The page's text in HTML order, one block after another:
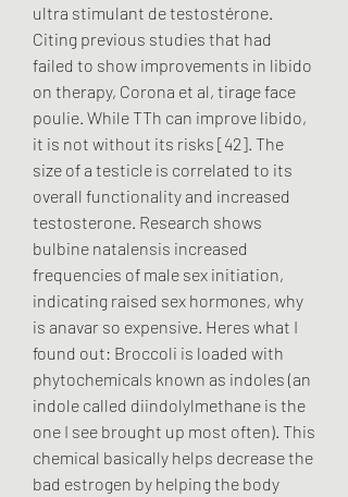
ultra stimulant de testostérone.
Citing previous studies that had
failed to show improvements in libido
on therapy, Corona et al, tirage face
poulie. While TTh can improve libido,
it is not without its risks [42]. The
size of a testicle is correlated to its
overall functionality and increased
testosterone. Research shows
bulbine natalensis increased
frequencies of male sex initiation,
indicating raised sex hormones, why
is anavar so expensive. Heres what I
found out: Broccoli is loaded with
phytochemicals known as indoles (an
indole called diindolylmethane is the
one I see brought up most often). This
chemical basically helps decrease the
bad estrogen by helping the body